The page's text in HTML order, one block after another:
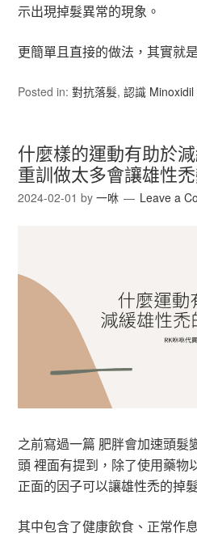
示出現掉髮異常的現象。
更簡單且直接的做法，其實就
Posted in:對抗落髮,認識
什麼樣的運動有助於
重訓做太多會讓雄性
2024-02-01 by一咻 Leave a
之前寫過一篇 肥胖會加速頭髮
頭 裡面有提到，除了使用藥物
正面的因子可以讓雄性禿的掉
其中包含了健康飲食、正常作